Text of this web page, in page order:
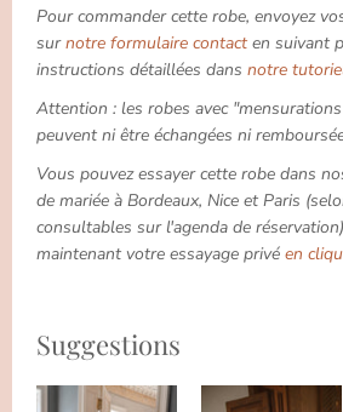
Pour commander cette robe, envoyez
surnotre formulaire contact en suivant
instructions détaillées dans notre
Attention : les robes avec
peuvent ni être échangées ni
Vous pouvez essayer cette robe dans
de mariée à Bordeaux, Nice et Paris
consultables sur l'agenda de
maintenant votre essayage privé en
Suggestions